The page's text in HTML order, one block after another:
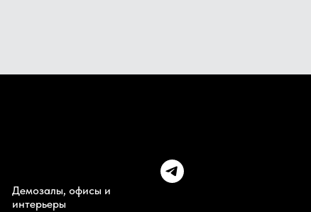
Демозалы, офисы и
интерьеры